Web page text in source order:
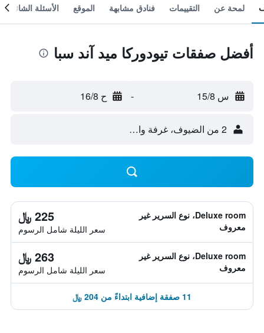
لمحة عن التقييمات فنادق مشابهة الموقع الأسئلة الشائعة
أفضل صفقات تيودوركا ميد آند سبا
س 15/8 - ح 16/8
2 من الضيوف، غرفة واحدة
Deluxe room، نوع السرير غير
معروف
225 ﷼
سعر الليلة شامل الرسوم
Deluxe room، نوع السرير غير
معروف
263 ﷼
سعر الليلة شامل الرسوم
11 صفقة إضافية ابتداءً من 204 ﷼